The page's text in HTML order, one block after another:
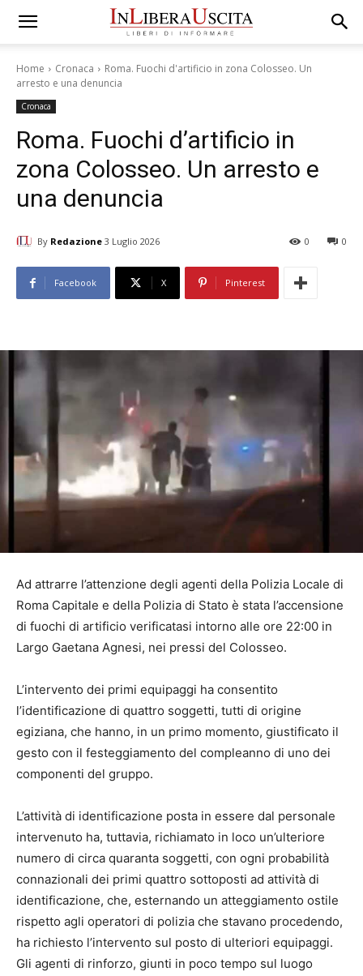
Home Cronaca
Roma. Fuochi d'artificio in zona Colosseo. Un
arresto e una denuncia
Cronaca
Roma. Fuochi d’artificio in
zona Colosseo. Un arresto e
una denuncia
By Redazione 3 Luglio 2026 0
0
Facebook X Pinterest
Ad attrarre l’attenzione degli agenti della Polizia Locale di
Roma Capitale e della Polizia di Stato è stata l’accensione
di fuochi di artificio verificatasi intorno alle ore 22:00 in
Largo Gaetana Agnesi, nei pressi del Colosseo.
L’intervento dei primi equipaggi ha consentito
l’identificazione di quattro soggetti, tutti di origine
egiziana, che hanno, in un primo momento, giustificato il
gesto con il festeggiamento del compleanno di uno dei
componenti del gruppo.
L’attività di identificazione posta in essere dal personale
intervenuto ha, tuttavia, richiamato in loco un’ulteriore
numero di circa quaranta soggetti, con ogni probabilità
connazionali dei primi quattro sottoposti ad attività di
identificazione, che, esternando un atteggiamento ostile
rispetto agli operatori di polizia che stavano procedendo,
ha richiesto l’intervento sul posto di ulteriori equipaggi.
Gli agenti di rinforzo, giunti in poco tempo sul luogo